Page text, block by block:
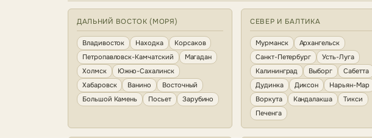
ДАЛЬНИЙ ВОСТОК (МОРЯ)
Владивосток Находка
Корсаков
Петропавловск-Камчатский
Магадан
Холмск
Южно-Сахалинск
Хабаровск
Ванино
Восточный
Большой Камень
Посьет Зарубино
СЕВЕР И БАЛТИКА
Мурманск
Архангельск
Санкт-Петербург
Усть-Луга
Калининград
Выборг
Сабетта
Дудинка
Диксон
Нарьян-Мар
Воркута
Кандалакша
Тикси
Печенга